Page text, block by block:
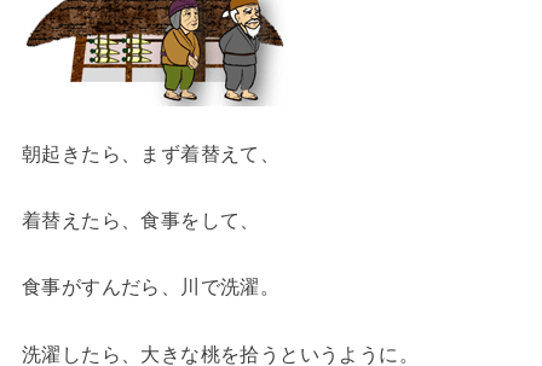
朝起きたら、まず着替えて、
着替えたら、食事をして、
食事がすんだら、川で洗濯。
洗濯したら、大きな桃を拾うというように。